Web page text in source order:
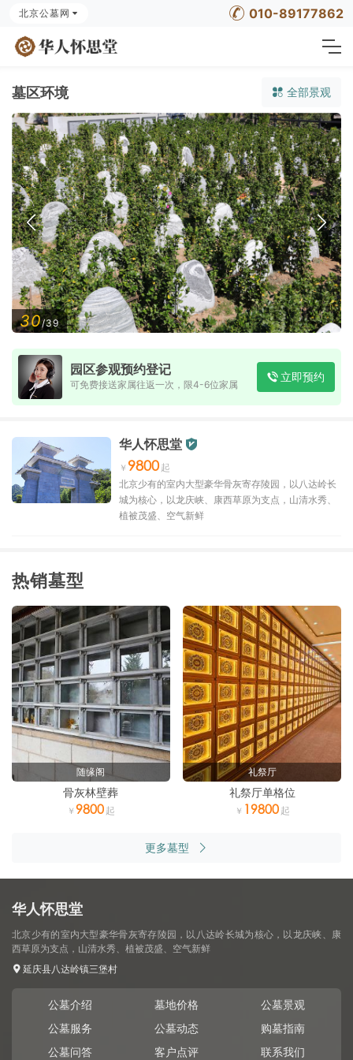
北京公墓网 010-89177862
墓区环境 全部景观
30/39
园区参观预约登记
可免费接送家属往返一次，限4-6位家属
立即预约
华人怀思堂
9800
北京少有的室内大型豪华骨灰寄存陵园，以八达岭长
城为核心，以龙庆峡、康西草原为支点，山清水秀、
植被茂盛、空气新鲜
热销墓型
随缘阁
骨灰林壁葬
9800
礼祭厅
礼祭厅单格位
19800
更多墓型
华人怀思堂
北京少有的室内大型豪华骨灰寄存陵园，以八达岭长城为核心，以龙庆峡、康
西草原为支点，山清水秀、植被茂盛、空气新鲜
延庆县八达岭镇三堡村
公墓介绍 墓地价格
公墓景观
公墓服务
公墓动态
购墓指南
公墓问答
客户点评 联系我们